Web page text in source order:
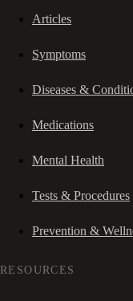
Articles
Symptoms
Diseases &
Medications
Mental Health
Tests & Procedures
Prevention &
RESOURCES